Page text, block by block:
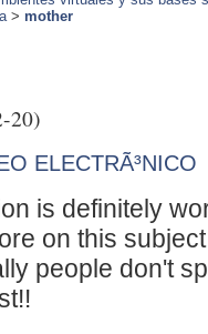
> mother
20)
ELECTRÃ³NICO
is definitely
on this
people don't